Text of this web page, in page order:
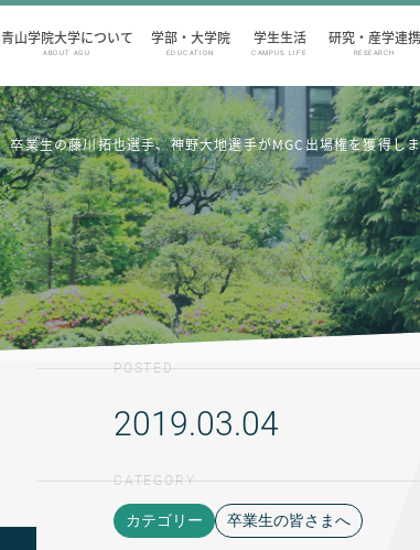
青山学院大学について
ABOUT AGU
学部・大学院
EDUCATION
学生生活
CAMPUS LIFE
研究・産学連携
RESEARCH
卒業生の藤川拓也選手、神野大地選手がMGC出場権を獲得し
POSTED
2019.03.04
CATEGORY
カテゴリー 卒業生の皆さまへ